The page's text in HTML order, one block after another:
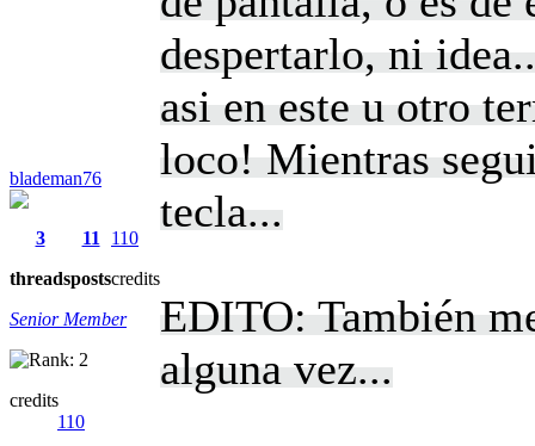
blademan76
3
threads
11
posts
110
credits
Senior Member
credits
110
despertarlo, ni
asi en este u otro
loco! Mientras
tecla...
EDITO: También
alguna vez...